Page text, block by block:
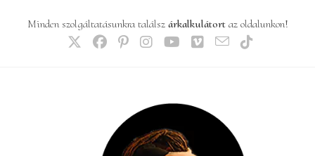
Minden szolgáltatásunkra találsz árkalkulátortaz oldalunkon!